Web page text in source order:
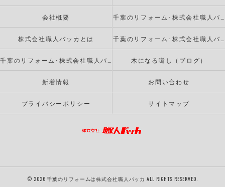
会社概要
株式会社職人バッカとは
木になる噺し（ブログ）
新着情報 お問い合わせ
プライバシーポリシー サイトマップ
© 2026 千葉のリフォームは株式会社職人バッカ ALL RIGHTS RESERVED.